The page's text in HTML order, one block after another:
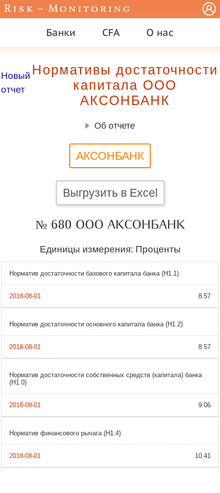
Risk – Monitoring
Банки CFA О нас
Новый
отчет
Нормативы достаточности
капитала ООО
АКСОНБАНК
Об отчете
АКСОНБАНК
Выгрузить в Excel
№ 680 ООО АКСОНБАНК
Единицы измерения: Проценты
Норматив достаточности базового капитала банка (H1.1)
8.57
Норматив достаточности основного капитала банка (Н1.2)
8.57
Норматив достаточности собственных средств (капитала) банка
(H1.0)
9.06
Норматив финансового рычага (Н1.4)
10.41